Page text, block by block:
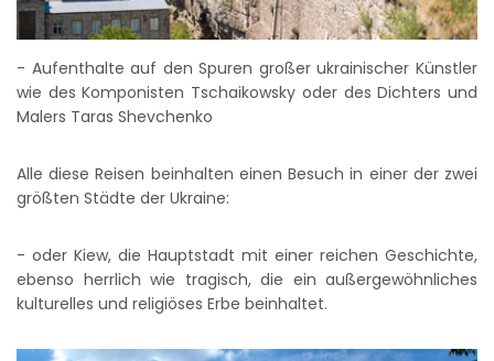
- Aufenthalte auf den Spuren großer ukrainischer Künstler
wie des Komponisten Tschaikowsky oder des Dichters und
Malers Taras Shevchenko
Alle diese Reisen beinhalten einen Besuch in einer der zwei
größten Städte der Ukraine:
- oder Kiew, die Hauptstadt mit einer reichen Geschichte,
ebenso herrlich wie tragisch, die ein außergewöhnliches
kulturelles und religiöses Erbe beinhaltet.